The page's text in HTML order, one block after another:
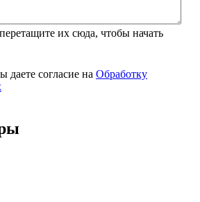
их сюда, чтобы начать
согласие на Обработку